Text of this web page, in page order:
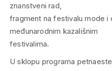
znanstveni rad,
fragment na festivalu mode i
međunarodnim kazališnim
festivalima.
U sklopu programa petnaeste